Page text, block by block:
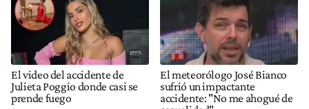
El video del accidente de
Julieta Poggio donde casi se
prende fuego
El meteorólogo José Bianco
sufrió un impactante
accidente: "No me ahogué de